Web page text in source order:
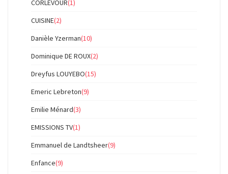
CORLEVOUR(1)
CUISINE(2)
Danièle Yzerman(10)
Dominique DE ROUX(2)
Dreyfus LOUYEBO(15)
Emeric Lebreton(9)
Emilie Ménard(3)
EMISSIONS TV(1)
Emmanuel de Landtsheer(9)
Enfance(9)